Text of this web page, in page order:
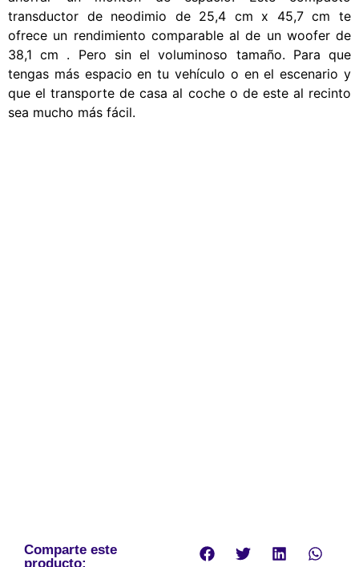
transductor de neodimio de 25,4 cm x 45,7 cm te
ofrece un rendimiento comparable al de un woofer de
38,1 cm . Pero sin el voluminoso tamaño. Para que
tengas más espacio en tu vehículo o en el escenario y
que el transporte de casa al coche o de este al recinto
sea mucho más fácil.
Comparte este
producto: